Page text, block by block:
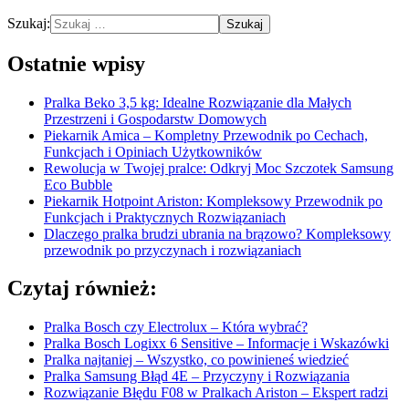
Szukaj:
Ostatnie wpisy
Pralka Beko 3,5 kg: Idealne Rozwiązanie dla Małych
Przestrzeni i Gospodarstw Domowych
Piekarnik Amica – Kompletny Przewodnik po Cechach,
Funkcjach i Opiniach Użytkowników
Rewolucja w Twojej pralce: Odkryj Moc Szczotek Samsung
Eco Bubble
Piekarnik Hotpoint Ariston: Kompleksowy Przewodnik po
Funkcjach i Praktycznych Rozwiązaniach
Dlaczego pralka brudzi ubrania na brązowo? Kompleksowy
przewodnik po przyczynach i rozwiązaniach
Czytaj również:
Pralka Bosch czy Electrolux – Która wybrać?
Pralka Bosch Logixx 6 Sensitive – Informacje i Wskazówki
Pralka najtaniej – Wszystko, co powinieneś wiedzieć
Pralka Samsung Błąd 4E – Przyczyny i Rozwiązania
Rozwiązanie Błędu F08 w Pralkach Ariston – Ekspert radzi